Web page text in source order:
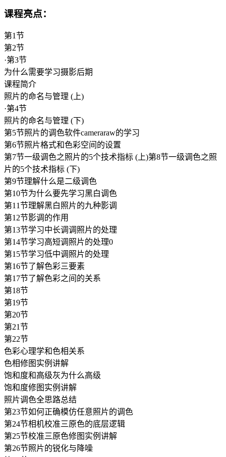
课程亮点：
第1节
第2节
·第3节
为什么需要学习摄影后期
课程简介
照片的命名与管理 (上)
·第4节
照片的命名与管理 (下)
第5节照片的调色软件cameraraw的学习
第6节照片格式和色彩空间的设置
第7节一级调色之照片的5个技术指标 (上)第8节一级调色之照
片的5个技术指标 (下)
第9节理解什么是二级调色
第10节为什么要先学习黑白调色
第11节理解黑白照片的九种影调
第12节影调的作用
第13节学习中长调调照片的处理
第14节学习高短调照片的处理0
第15节学习低中调照片的处理
第16节了解色彩三要素
第17节了解色彩之间的关系
第18节
第19节
第20节
第21节
第22节
色彩心理学和色相关系
色相修图实例讲解
饱和度和高级灰为什么高级
饱和度修图实例讲解
照片调色全思路总结
第23节如何正确模仿任意照片的调色
第24节相机校准三原色的底层逻辑
第25节校准三原色修图实例讲解
第26节照片的锐化与降噪